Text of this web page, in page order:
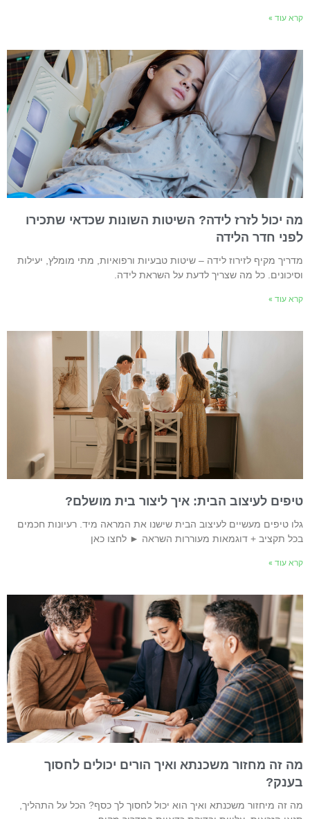
עוד »
יכול לזרז לידה? השיטות השונות שכדאי שתכירו
חדר הלידה
מקיף לזירוז לידה – שיטות טבעיות ורפואיות, מתי מומלץ, יעילות
כל מה שצריך לדעת על השראת לידה.
עוד »
לעיצוב הבית: איך ליצור בית מושלם?
טיפים מעשיים לעיצוב הבית שישנו את המראה מיד. רעיונות חכמים
תקציב + דוגמאות מעוררות השראה ► לחצו כאן
עוד »
זה מחזור משכנתא ואיך הורים יכולים לחסוך
זה מיחזור משכנתא ואיך הוא יכול לחסוך לך כסף? הכל על התהליך,